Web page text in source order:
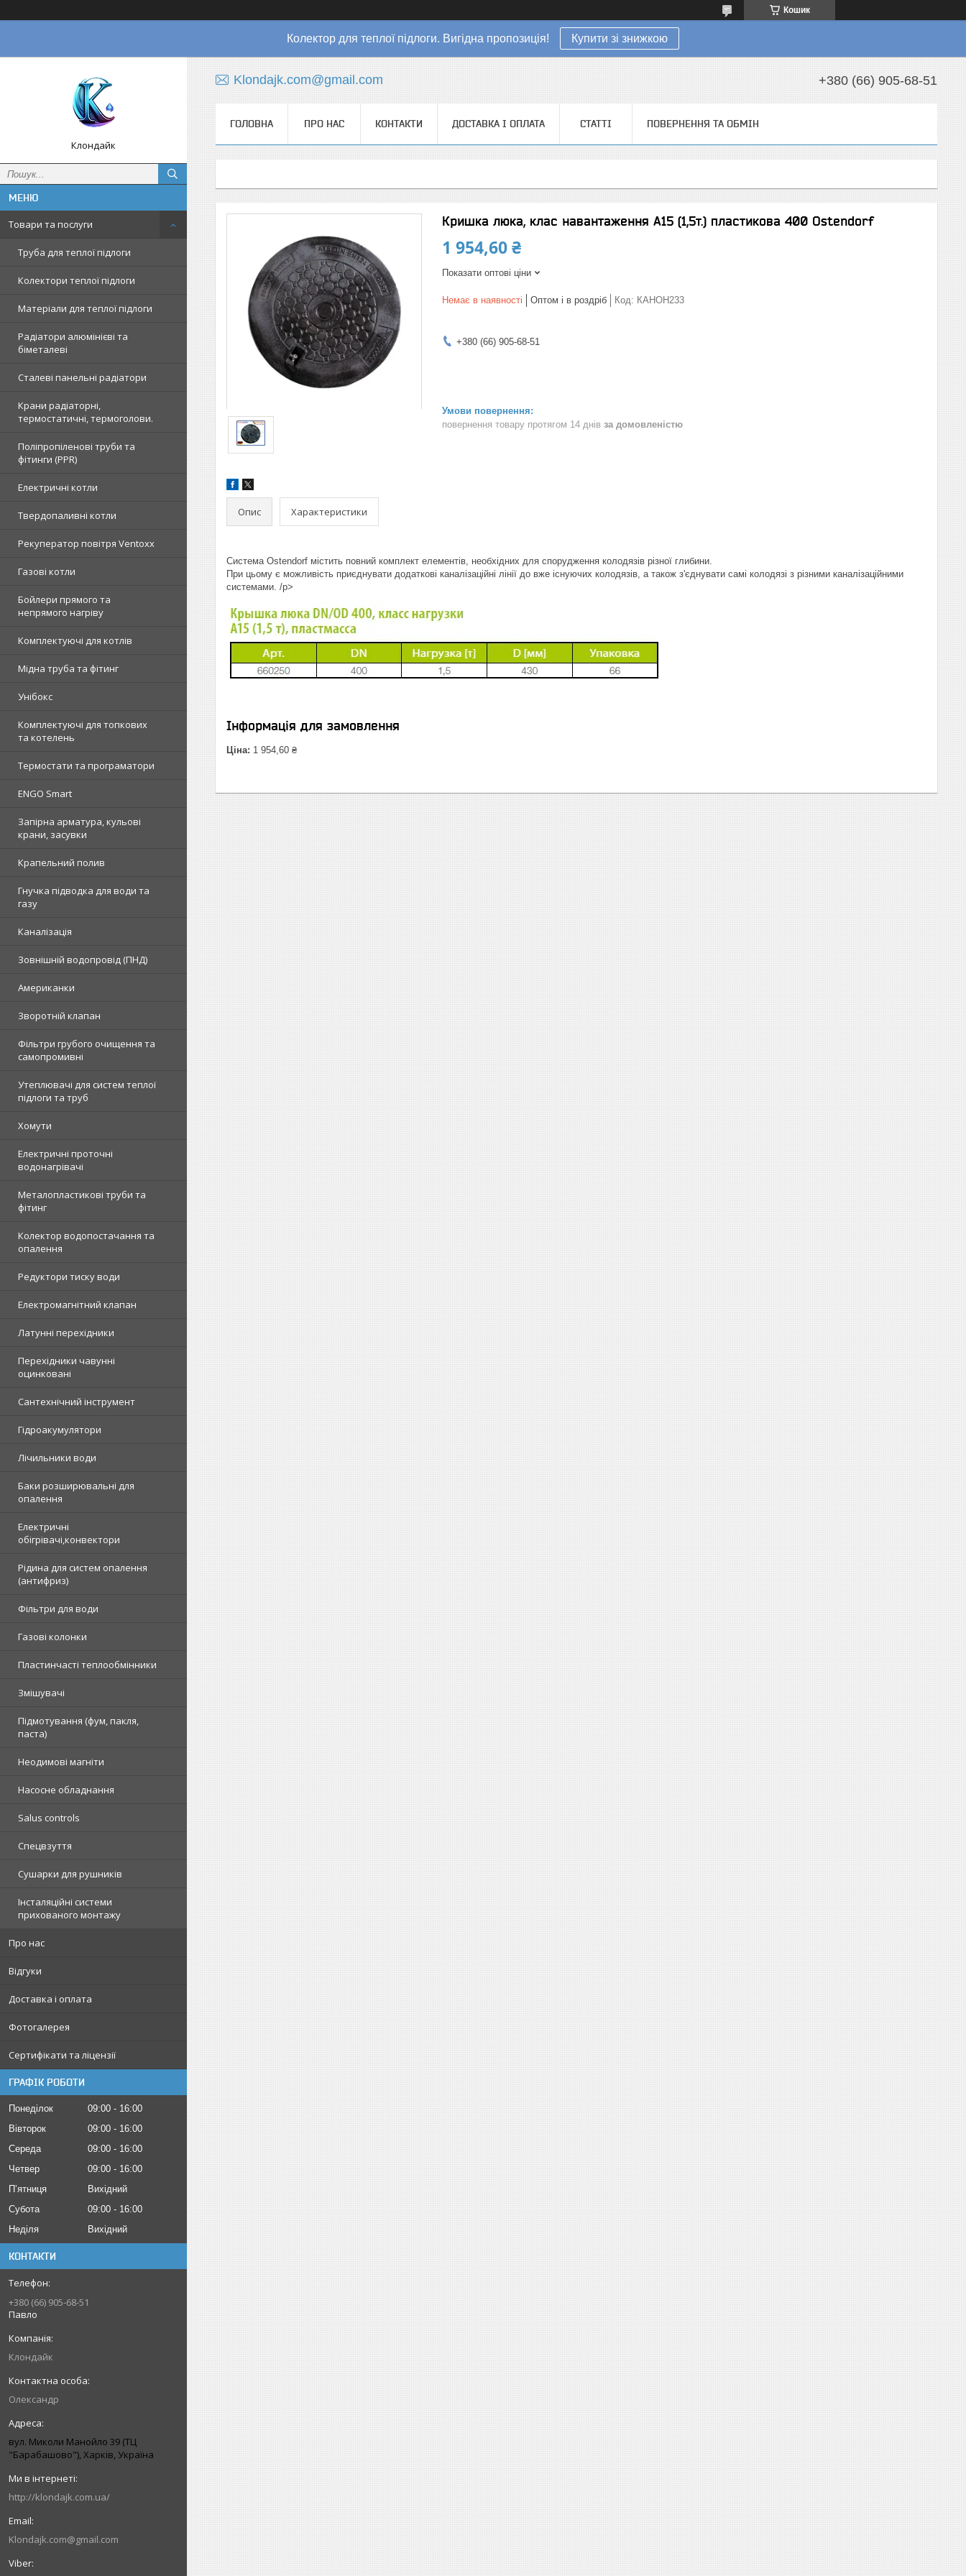
Кошик
Колектор для теплої підлоги. Вигідна пропозиція! Купити зі знижкою
Клондайк
Товари та послуги
Труба для теплої підлоги
Колектори теплої підлоги
Матеріали для теплої підлоги
Радіатори алюмінієві та
біметалеві
Сталеві панельні радіатори
Крани радіаторні,
термостатичні, термоголови.
Поліпропіленові труби та
фітинги (PPR)
Електричні котли
Твердопаливні котли
Рекуператор повітря Ventoxx
Газові котли
Бойлери прямого та
непрямого нагріву
Комплектуючі для котлів
Мідна труба та фітинг
Унібокс
Комплектуючі для топкових
та котелень
Термостати та програматори
ENGO Smart
Запірна арматура, кульові
крани, засувки
Крапельний полив
Гнучка підводка для води та
газу
Каналізація
Зовнішній водопровід (ПНД)
Американки
Зворотній клапан
Фільтри грубого очищення та
самопромивні
Утеплювачі для систем теплої
підлоги та труб
Хомути
Електричні проточні
водонагрівачі
Металопластикові труби та
фітинг
Колектор водопостачання та
опалення
Редуктори тиску води
Електромагнітний клапан
Латунні перехідники
Перехідники чавунні
оцинковані
Сантехнічний інструмент
Гідроакумулятори
Лічильники води
Баки розширювальні для
опалення
Електричні
обігрівачі,конвектори
Рідина для систем опалення
(антифриз)
Фільтри для води
Газові колонки
Пластинчасті теплообмінники
Змішувачі
Підмотування (фум, пакля,
паста)
Неодимові магніти
Насосне обладнання
Salus controls
Спецвзуття
Сушарки для рушників
Інсталяційні системи
прихованого монтажу
Про нас
Відгуки
Доставка і оплата
Фотогалерея
Сертифікати та ліцензії
ГРАФІК РОБОТИ
Понеділок 09:00
16:00
Вівторок
09:00
16:00
Середа
09:00
16:00
Четвер
09:00
16:00
Пʼятниця
Вихідний
Субота
09:00
16:00
Неділя
Вихідний
КОНТАКТИ
+380 (66) 905-68-51
Павло
Клондайк
Олександр
вул. Миколи Манойло 39 (ТЦ
"Барабашово"), Харків, Україна
http://klondajk.com.ua/
Klondajk.com@gmail.com
Klondajk.com@gmail.com +380 (66) 905-68-51
ГОЛОВНА ПРО НАС КОНТАКТИ ДОСТАВКА І ОПЛАТА СТАТТІ ПОВЕРНЕННЯ ТА ОБМІН
Кришка люка, клас навантаження А15 (1,5т.) пластикова 400 Ostendorf
1 954,60 ₴
Показати оптові ціни
Немає в наявності Оптом і в роздріб Код: КАНОН233
+380 (66) 905-68-51
повернення товару протягом 14 днів за домовленістю
Опис Характеристики
Система Ostendorf містить повний комплект елементів, необхідних для спорудження колодязів різної глибини.
При цьому є можливість приєднувати додаткові каналізаційні лінії до вже існуючих колодязів, а також з'єднувати самі колодязі з різними каналізаційними
системами. /p>
Інформація для замовлення
Ціна: 1 954,60 ₴